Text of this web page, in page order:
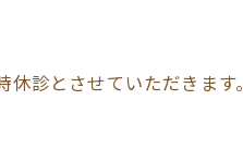
診とさせていただきます。